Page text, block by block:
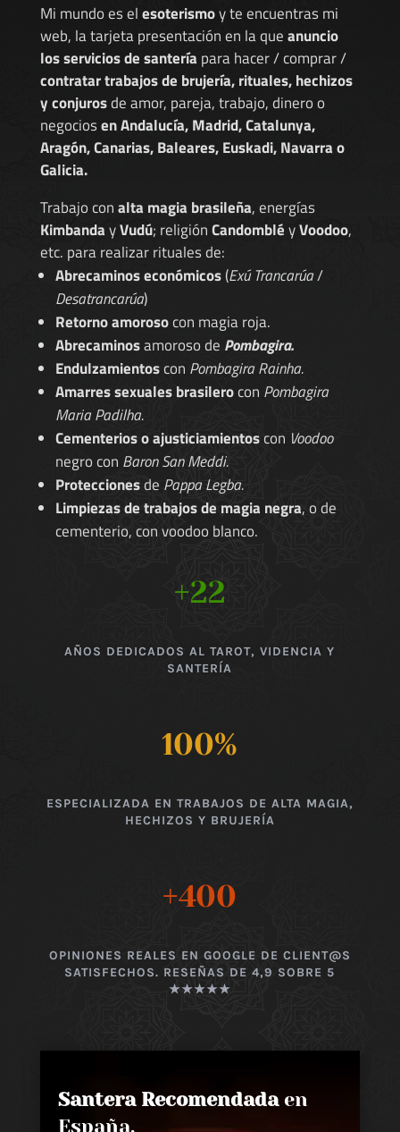
Mi mundo es elesoterismoy te encuentras mi
web, la tarjeta presentación en la queanuncio
los servicios de santería para hacer / comprar /
contratar trabajos de brujería, rituales, hechizos
y conjurosde amor, pareja, trabajo, dinero o
negociosen Andalucía, Madrid, Catalunya,
Aragón, Canarias, Baleares, Euskadi, Navarra o
Galicia.
Trabajo conalta magia brasileña, energías
KimbandayVudú; religiónCandombléyVoodoo,
etc. para realizar rituales de:
Abrecaminos económicos(Exú Trancarúa/
Desatrancarúa)
Retorno amorosocon magia roja.
Abrecaminosamoroso de Pombagira.
Endulzamientoscon Pombagira Rainha.
Amarres sexuales brasilerocon Pombagira
Maria Padilha.
Cementerios o ajusticiamientoscon Voodoo
negro con Baron San Meddi.
Proteccionesde Pappa Legba.
Limpiezas de trabajos de magia negra, o de
cementerio, con voodoo blanco.
+22
AÑOS DEDICADOS AL TAROT, VIDENCIA Y
SANTERÍA
100%
ESPECIALIZADA EN TRABAJOS DE ALTA MAGIA,
HECHIZOS Y BRUJERÍA
+400
OPINIONES REALES EN GOOGLE DE CLIENT@S
SATISFECHOS. RESEÑAS DE 4,9 SOBRE 5
★★★★★
Santera Recomendadaen
España,